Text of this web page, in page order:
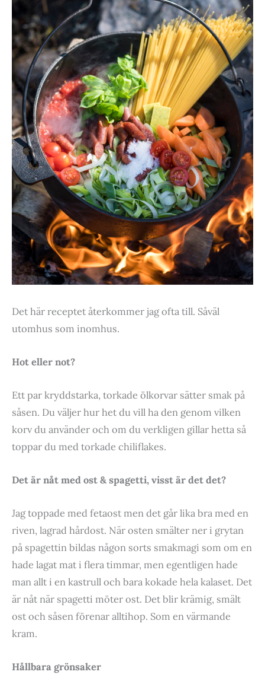
Det här receptet återkommer jag ofta till. Såväl
utomhus som inomhus.
Hot eller not?
Ett par kryddstarka, torkade ölkorvar sätter smak på
såsen. Du väljer hur het du vill ha den genom vilken
korv du använder och om du verkligen gillar hetta så
toppar du med torkade chiliflakes.
Det är nåt med ost & spagetti, visst är det det?
Jag toppade med fetaost men det går lika bra med en
riven, lagrad hårdost. När osten smälter ner i grytan
på spagettin bildas någon sorts smakmagi som om en
hade lagat mat i flera timmar, men egentligen hade
man allt i en kastrull och bara kokade hela kalaset. Det
är nåt när spagetti möter ost. Det blir krämig, smält
ost och såsen förenar alltihop. Som en värmande
kram.
Hållbara grönsaker